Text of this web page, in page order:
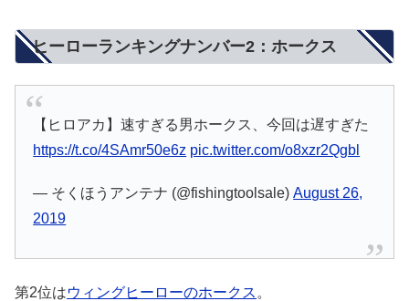
ヒーローランキングナンバー2：ホークス
【ヒロアカ】速すぎる男ホークス、今回は遅すぎた
https://t.co/4SAmr50e6z pic.twitter.com/o8xzr2Qgbl
— そくほうアンテナ (@fishingtoolsale)August 26,
2019
第2位はウィングヒーローのホークス 。